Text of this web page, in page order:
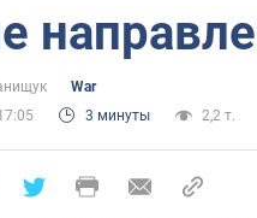
War
3 минуты 2,2 т.